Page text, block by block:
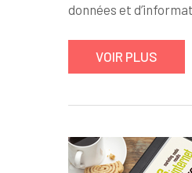
données et
VOIR PLUS